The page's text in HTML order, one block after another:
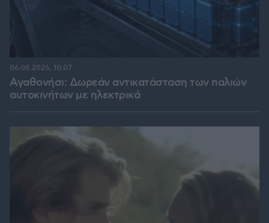
Αγαθονήσι: Δωρεάν αντικατάσταση των παλιών
αυτοκινήτων με ηλεκτρικά
06.08.2026, 10:07